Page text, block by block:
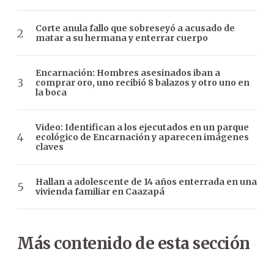
Corte anula fallo que sobreseyó a acusado de
matar a su hermana y enterrar cuerpo
Encarnación: Hombres asesinados iban a
comprar oro, uno recibió 8 balazos y otro uno en
la boca
Video: Identifican a los ejecutados en un parque
ecológico de Encarnación y aparecen imágenes
claves
Hallan a adolescente de 14 años enterrada en una
vivienda familiar en Caazapá
Más contenido de esta sección